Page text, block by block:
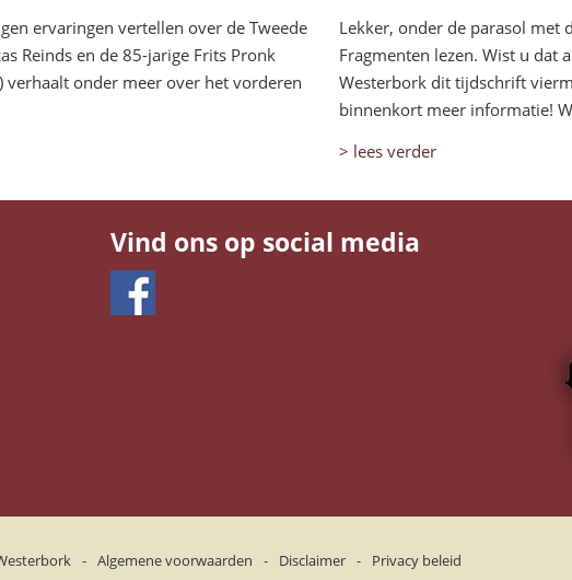
ervaringen vertellen over de Tweede
Reinds en de 85-jarige Frits Pronk
verhaalt onder meer over het vorderen
Lekker, onder de parasol met
Fragmenten lezen. Wist u dat
Westerbork dit tijdschrift
binnenkort meer informatie!
> lees verder
Vind ons op social media
- Algemene voorwaarden - Disclaimer - Privacy beleid